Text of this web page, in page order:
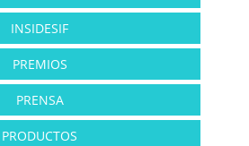
INSIDESIF
PREMIOS
PRENSA
PRODUCTOS